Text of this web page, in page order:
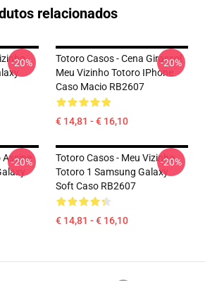
relacionados
-20%
Totoro Casos - Cena Girassol
Meu Vizinho Totoro IPhone
Caso Macio RB2607
€ 14,81 - € 16,10
-20%
Assine
-20%
Totoro Casos - Meu Vizinho
Totoro 1 Samsung Galaxy
Soft Caso RB2607
€ 14,81 - € 16,10
-20%